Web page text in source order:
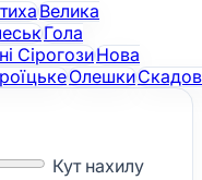
Велика
Гола
СірогозиНова
Олешки
Кут нахилу